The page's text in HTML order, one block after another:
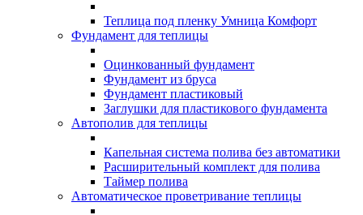
Теплица под пленку Умница Комфорт
Фундамент для теплицы
Оцинкованный фундамент
Фундамент из бруса
Фундамент пластиковый
Заглушки для пластикового фундамента
Автополив для теплицы
Капельная система полива без автоматики
Расширительный комплект для полива
Таймер полива
Автоматическое проветривание теплицы